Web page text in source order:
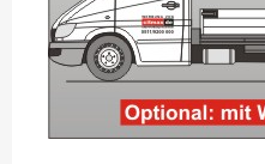
KOMBIMEDI: LKW+STAND.
KOMBIMAXI: LKW + BIG
KOMBITREKKER + BIG